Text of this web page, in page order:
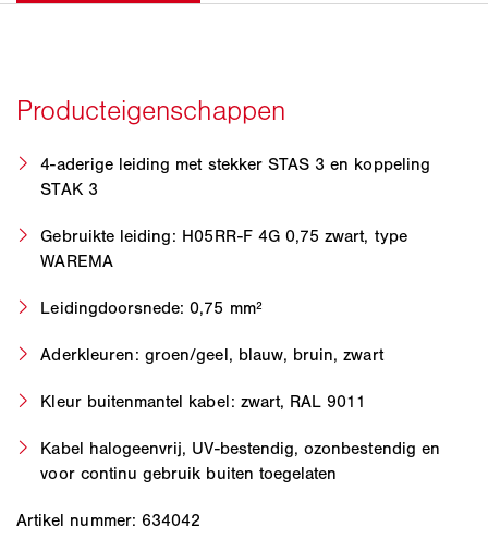
4-aderige leiding met stekker STAS 3 en koppeling
STAK 3
Gebruikte leiding: H05RR-F 4G 0,75 zwart, type
WAREMA
Leidingdoorsnede: 0,75 mm²
Aderkleuren: groen/geel, blauw, bruin, zwart
Kleur buitenmantel kabel: zwart, RAL 9011
Kabel halogeenvrij, UV-bestendig, ozonbestendig en
voor continu gebruik buiten toegelaten
Artikel nummer: 634042